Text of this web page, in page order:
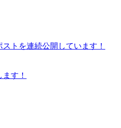
トを連続公開しています！
す！